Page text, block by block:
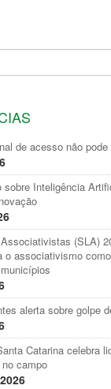
de acesso não
sobre Inteligência
(SLA)
o associativismo
alerta sobre golpe
Catarina celebra
campo